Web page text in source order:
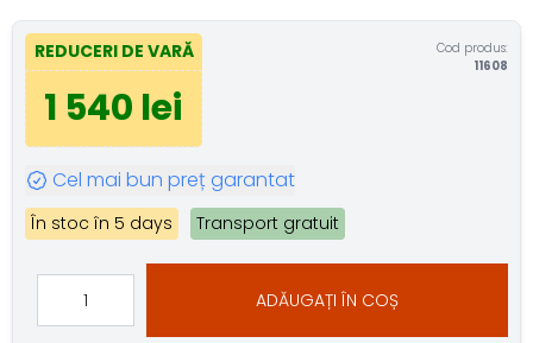
REDUCERI DE VARĂ
1 540 lei
Cod produs:
11608
Cel mai bun preț garantat
În stoc în 5 days Transport gratuit
ADĂUGAȚI ÎN COȘ